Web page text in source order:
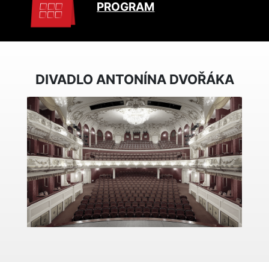
PROGRAM
DIVADLO ANTONÍNA DVOŘÁKA